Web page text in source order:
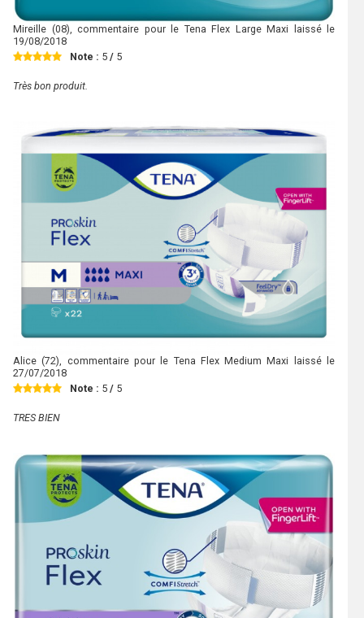
Mireille (08), commentaire pour le Tena Flex Large Maxi laissé le
19/08/2018
Note : 5 / 5
Très bon produit.
Alice (72), commentaire pour le Tena Flex Medium Maxi laissé le
27/07/2018
Note : 5 / 5
TRES BIEN